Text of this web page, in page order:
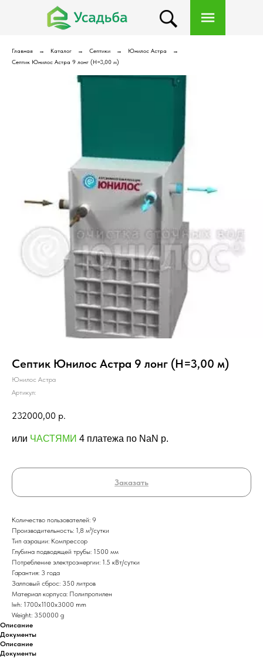
Главная Каталог Септики
Юнилос Астра
Септик Юнилос Астра 9 лонг (Н=3,00 м)
Септик Юнилос Астра 9 лонг (Н=3,00 м)
Юнилос Астра
Артикул:
232000,00 р.
или ЧАСТЯМИ 4 платежа по NaN p.
Заказать
Количество пользователей: 9
Производительность: 1,8 м³/сутки
Тип аэрации: Компрессор
Глубина подводящей трубы: 1500 мм
Потребление электроэнергии: 1.5 кВт/сутки
Гарантия: 3 года
Залповый сброс: 350 литров
Материал корпуса: Полипропилен
lwh: 1700x1100x3000 mm
Weight: 350000 g
Описание
Документы
Описание
Документы